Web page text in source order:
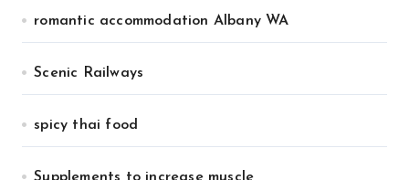
romantic accommodation Albany WA
Scenic Railways
spicy thai food